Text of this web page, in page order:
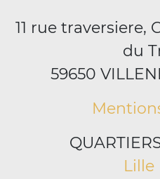
11 rue traversiere,
du
59650
Lille